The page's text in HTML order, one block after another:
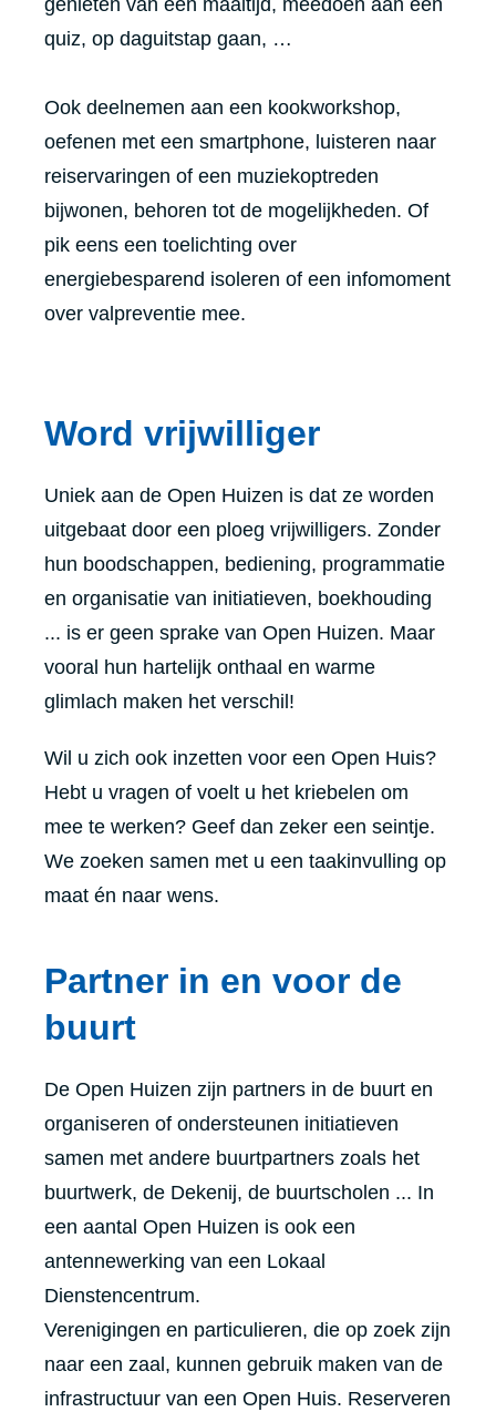
genieten van een maaltijd, meedoen aan een
quiz, op daguitstap gaan, …
Ook deelnemen aan een kookworkshop,
oefenen met een smartphone, luisteren naar
reiservaringen of een muziekoptreden
bijwonen, behoren tot de mogelijkheden. Of
pik eens een toelichting over
energiebesparend isoleren of een infomoment
over valpreventie mee.
Word vrijwilliger
Uniek aan de Open Huizen is dat ze worden
uitgebaat door een ploeg vrijwilligers. Zonder
hun boodschappen, bediening, programmatie
en organisatie van initiatieven, boekhouding
... is er geen sprake van Open Huizen. Maar
vooral hun hartelijk onthaal en warme
glimlach maken het verschil!
Wil u zich ook inzetten voor een Open Huis?
Hebt u vragen of voelt u het kriebelen om
mee te werken? Geef dan zeker een seintje.
We zoeken samen met u een taakinvulling op
maat én naar wens.
Partner in en voor de
buurt
De Open Huizen zijn partners in de buurt en
organiseren of ondersteunen initiatieven
samen met andere buurtpartners zoals het
buurtwerk, de Dekenij, de buurtscholen ... In
een aantal Open Huizen is ook een
antennewerking van een Lokaal
Dienstencentrum.
Verenigingen en particulieren, die op zoek zijn
naar een zaal, kunnen gebruik maken van de
infrastructuur van een Open Huis. Reserveren